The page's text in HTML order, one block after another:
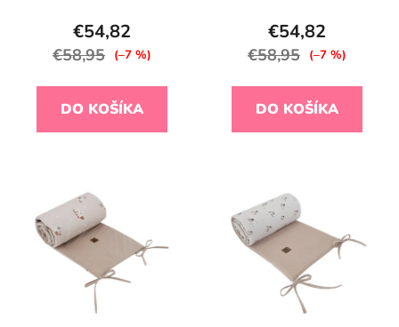
€54,82
€58,95 (–7 %)
DO KOŠÍKA
€54,82
€58,95 (–7 %)
DO KOŠÍKA